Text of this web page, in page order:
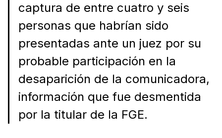
captura de entre cuatro y seis
personas que habrían sido
presentadas ante un juez por su
probable participación en la
desaparición de la comunicadora,
información que fue desmentida
por la titular de la FGE.